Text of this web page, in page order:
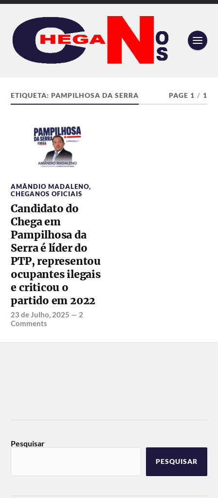
ETIQUETA:PAMPILHOSA DA SERRA PAGE 1 / 1
AMÂNDIO MADALENO,
CHEGANOS OFICIAIS
Candidato do
Chega em
Pampilhosa da
Serra é líder do
PTP, representou
ocupantes ilegais
e criticou o
partido em 2022
23 de Julho, 2025 — 2
Comments
Pesquisar
PESQUISAR